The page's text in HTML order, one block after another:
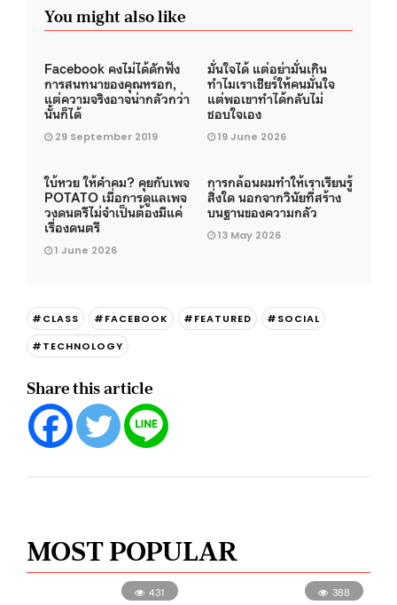
You might also like
Facebook คงไม่ได้ดักฟัง
การสนทนาของคุณหรอก,
แต่ความจริงอาจน่ากลัวกว่า
นั้นก็ได้
29 September 2019
มั่นใจได้ แต่อย่ามั่นเกิน
ทำไมเราเชียร์ให้คนมั่นใจ
แต่พอเขาทำได้กลับไม่
ชอบใจเอง
19 June 2026
ใบ้หวย ให้คำคม? คุยกับเพจ
POTATO เมื่อการดูแลเพจ
วงดนตรีไม่จำเป็นต้องมีแค่
เรื่องดนตรี
1 June 2026
การกล้อนผมทำให้เราเรียนรู้
สิ่งใด นอกจากวินัยที่สร้าง
บนฐานของความกลัว
13 May 2026
#CLASS #FACEBOOK #FEATURED
#SOCIAL
#TECHNOLOGY
Share this article
MOST POPULAR
431 388